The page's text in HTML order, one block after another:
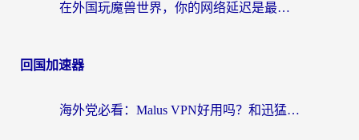
在外国玩魔兽世界，你的网络延迟是最大的敌人
回国加速器
海外党必看：Malus VPN好用吗？和迅猛兔VPN对比哪个回国效果更好？附真实体验与避坑指南